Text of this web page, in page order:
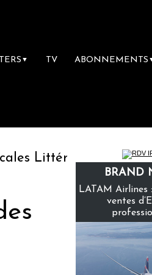
▼ TV ABONNEMENTS
la première
BRAND
LATAM Airlines
ventes